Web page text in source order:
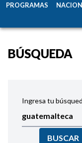
PROGRAMAS
BÚSQUEDA
Ingresa tu
BUSCAR